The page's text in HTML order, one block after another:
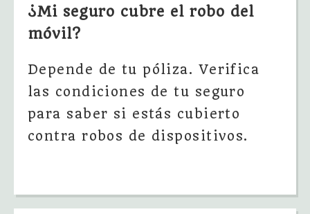
¿Mi seguro cubre el robo del
móvil?
Depende de tu póliza. Verifica
las condiciones de tu seguro
para saber si estás cubierto
contra robos de dispositivos.